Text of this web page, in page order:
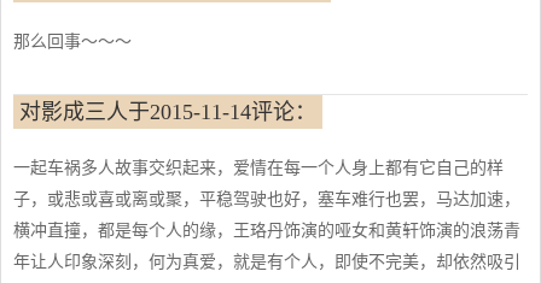
那么回事～～～
对影成三人于2015-11-14评论：
一起车祸多人故事交织起来，爱情在每一个人身上都有它自己的样
子，或悲或喜或离或聚，平稳驾驶也好，塞车难行也罢，马达加速，
横冲直撞，都是每个人的缘，王珞丹饰演的哑女和黄轩饰演的浪荡青
年让人印象深刻，何为真爱，就是有个人，即使不完美，却依然吸引